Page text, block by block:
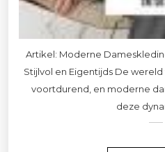
Artikel: Moderne
Stijlvol en Eigentijds De
voortdurend, en moderne
deze